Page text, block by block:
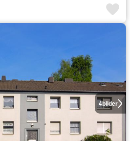
4bilder